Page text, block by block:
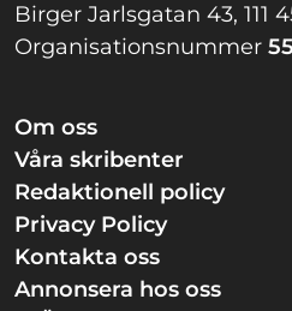
Birger Jarlsgatan 43, 111
Organisationsnummer
Om oss
Våra skribenter
Redaktionell policy
Privacy Policy
Kontakta oss
Annonsera hos oss